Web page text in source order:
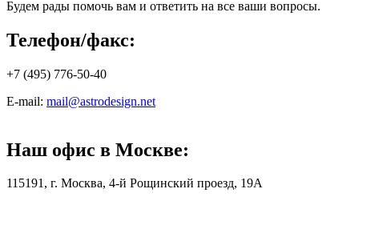
Будем рады помочь вам и ответить на все ваши вопросы.
Телефон/факс:
+7 (495) 776-50-40
E-mail: mail@astrodesign.net
Наш офис в Москве:
115191, г. Москва, 4-й Рощинский проезд, 19А